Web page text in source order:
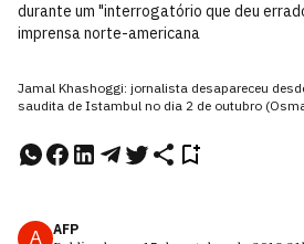
durante um "interrogatório que deu
imprensa norte-americana
Jamal Khashoggi: jornalista desapareceu
saudita de Istambul no dia 2 de outubro
A
AFP